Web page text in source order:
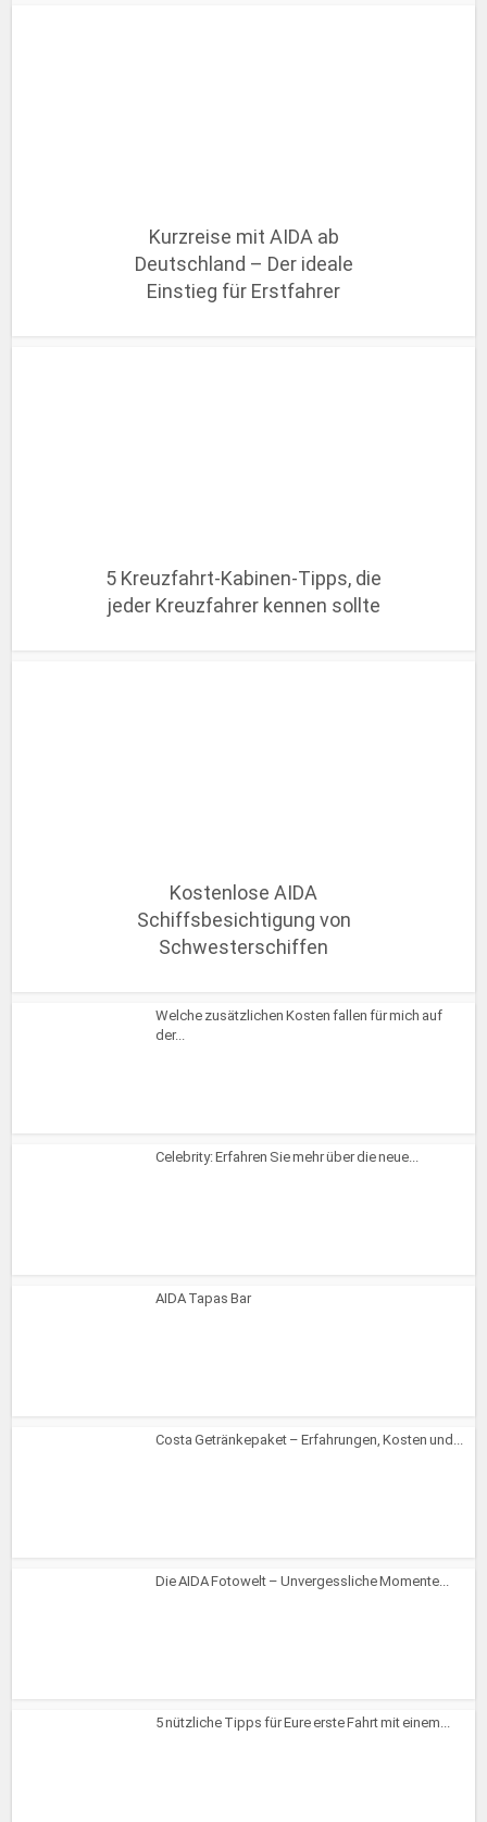
Kurzreise mit AIDA ab
Deutschland – Der ideale
Einstieg für Erstfahrer
5 Kreuzfahrt-Kabinen-Tipps, die
jeder Kreuzfahrer kennen sollte
Kostenlose AIDA
Schiffsbesichtigung von
Schwesterschiffen
Welche zusätzlichen Kosten fallen für mich auf
der...
Celebrity: Erfahren Sie mehr über die neue...
AIDA Tapas Bar
Costa Getränkepaket – Erfahrungen, Kosten und...
Die AIDA Fotowelt – Unvergessliche Momente...
5 nützliche Tipps für Eure erste Fahrt mit einem...